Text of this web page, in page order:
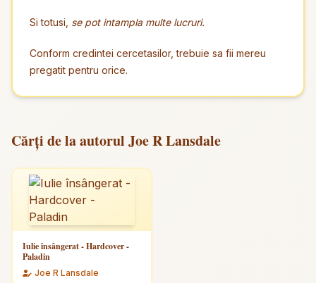
Si totusi, se pot intampla multe lucruri.
Conform credintei cercetasilor, trebuie sa fii mereu
pregatit pentru orice.
Cărți de la autorul Joe R Lansdale
Iulie însângerat - Hardcover -
Paladin
Joe R Lansdale